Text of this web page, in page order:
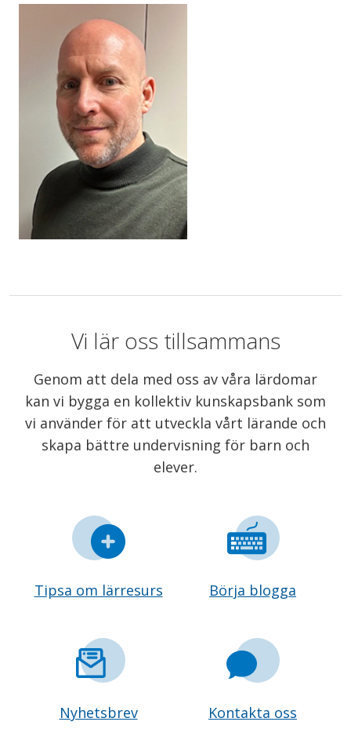
Vi lär oss tillsammans
Genom att dela med oss av våra lärdomar
kan vi bygga en kollektiv kunskapsbank som
vi använder för att utveckla vårt lärande och
skapa bättre undervisning för barn och
elever.
Tipsa om lärresurs Börja blogga
Nyhetsbrev Kontakta oss